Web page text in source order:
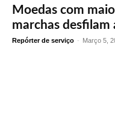
Moedas com
marchas desfilam
Repórter de serviço - Março 5,